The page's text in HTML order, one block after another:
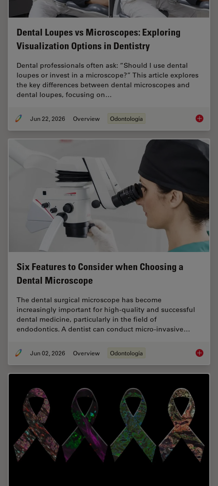
Dental Loupes vs Microscopes: Exploring
Visualization Options in Dentistry
Dental professionals often ask: “Should I use dental
loupes or invest in a microscope?” This article explores
the key differences between dental microscopes and
dental loupes, focusing on…
Jun 22, 2026 Overview Odontología Dental
Six Features to Consider when Choosing a
Dental Microscope
The dental surgical microscope has become
increasingly important for high-quality and successful
dental medicine, particularly in the field of
endodontics. A dentist can conduct micro-invasive…
Jun 02, 2026 Overview Odontología Six